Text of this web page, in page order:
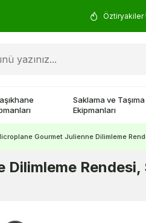
Öztiryakiler
Saklama ve Taşıma
Ekipmanları
Gourmet Julienne Dilimleme
Rendesi,